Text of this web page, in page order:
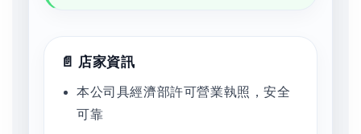
📄 店家資訊
本公司具經濟部許可營業執照，安全
可靠